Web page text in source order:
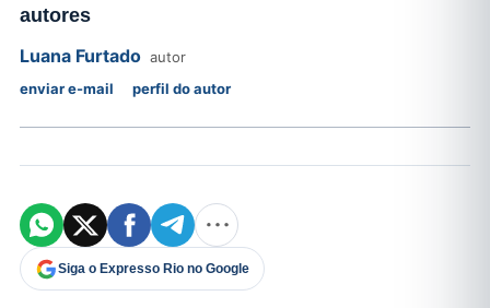
autores
Luana Furtado autor
enviar e-mail
perfil do autor
Siga o Expresso Rio no Google